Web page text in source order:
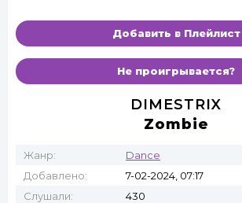
Добавить в Плейлист
Не проигрывается?
DIMESTRIX
Zombie
Жанр:
Dance
Добавлено:
7-02-2024, 07:17
Слушали:
430